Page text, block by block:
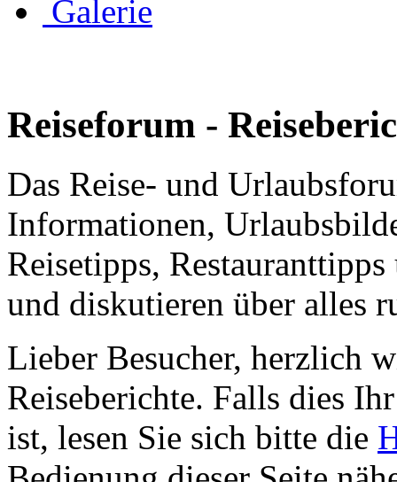
Galerie
Reiseforum -
Das Reise- und
Informationen,
Reisetipps,
und diskutieren über alles
Lieber Besucher, herzlich
Reiseberichte. Falls dies
ist, lesen Sie sich bitte die